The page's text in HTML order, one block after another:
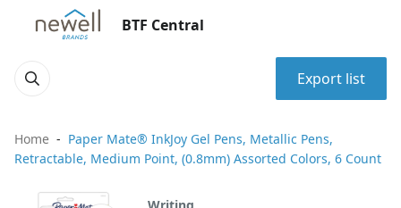
BTF Central
Export list
Home
Paper Mate® InkJoy Gel Pens, Metallic Pens,
Retractable, Medium Point, (0.8mm) Assorted Colors, 6 Count